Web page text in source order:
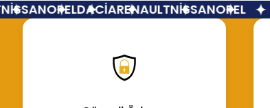
OPELDACİARENAULTNİSSANOPEL